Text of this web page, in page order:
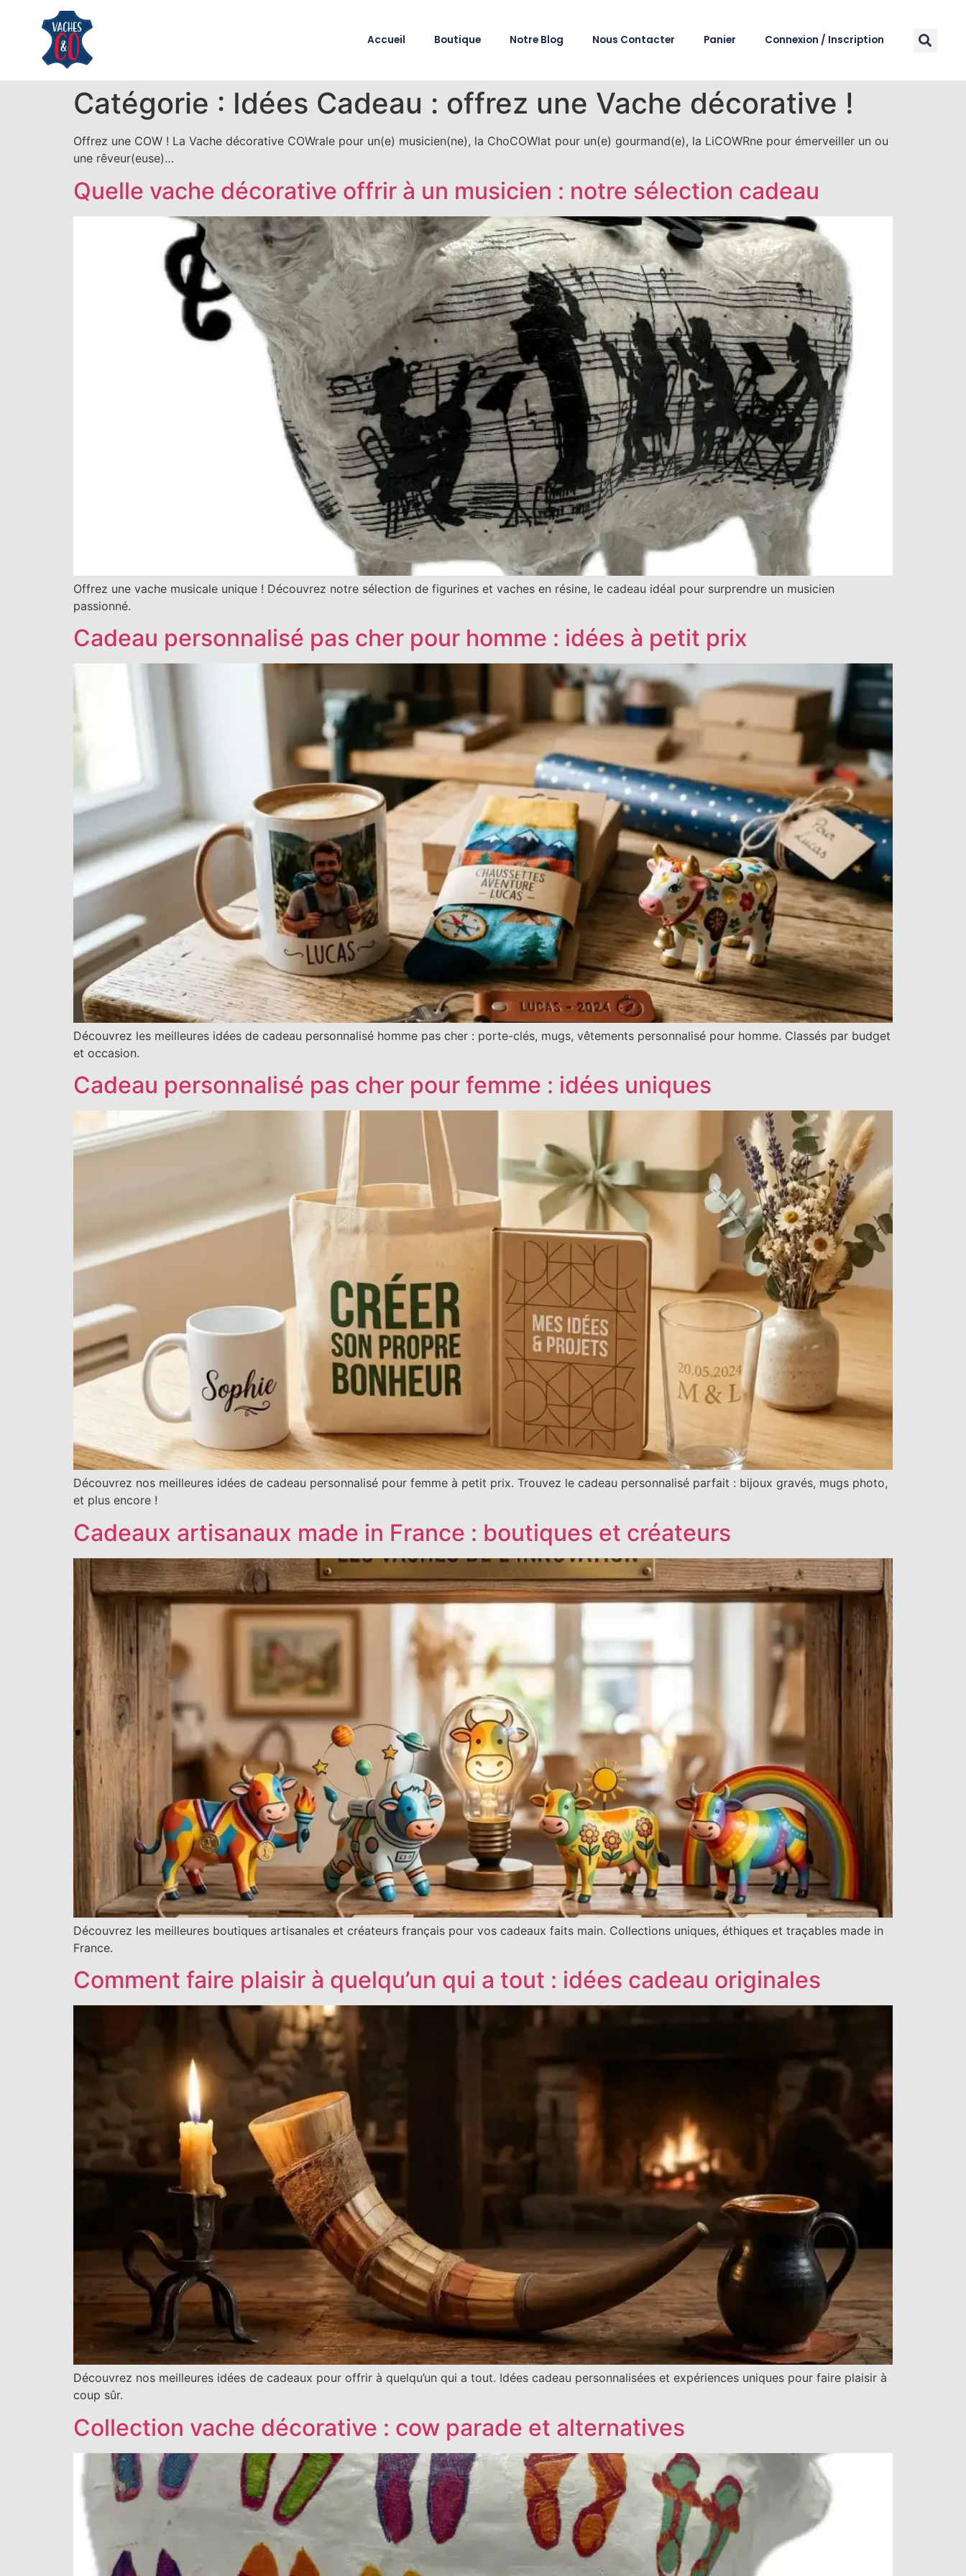
Accueil Boutique Notre Blog Nous Contacter Panier Connexion / Inscription
Catégorie : Idées Cadeau : offrez une Vache décorative !
Offrez une COW ! La Vache décorative COWrale pour un(e) musicien(ne), la ChoCOWlat pour un(e) gourmand(e), la LiCOWRne pour émerveiller un ou
une rêveur(euse)…
Quelle vache décorative offrir à un musicien : notre sélection cadeau
Offrez une vache musicale unique ! Découvrez notre sélection de figurines et vaches en résine, le cadeau idéal pour surprendre un musicien
passionné.
Cadeau personnalisé pas cher pour homme : idées à petit prix
Découvrez les meilleures idées de cadeau personnalisé homme pas cher : porte-clés, mugs, vêtements personnalisé pour homme. Classés par budget
et occasion.
Cadeau personnalisé pas cher pour femme : idées uniques
Découvrez nos meilleures idées de cadeau personnalisé pour femme à petit prix. Trouvez le cadeau personnalisé parfait : bijoux gravés, mugs photo,
et plus encore !
Cadeaux artisanaux made in France : boutiques et créateurs
Découvrez les meilleures boutiques artisanales et créateurs français pour vos cadeaux faits main. Collections uniques, éthiques et traçables made in
France.
Comment faire plaisir à quelqu’un qui a tout : idées cadeau originales
Découvrez nos meilleures idées de cadeaux pour offrir à quelqu’un qui a tout. Idées cadeau personnalisées et expériences uniques pour faire plaisir à
coup sûr.
Collection vache décorative : cow parade et alternatives